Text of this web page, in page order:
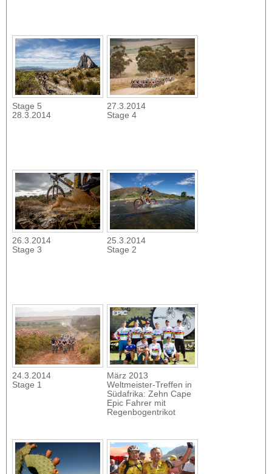
Stage 5
28.3.2014
27.3.2014
Stage 4
26.3.2014
Stage 3
25.3.2014
Stage 2
24.3.2014
Stage 1
März 2013
Weltmeister-Treffen in
Südafrika: Zehn Cape
Epic Fahrer mit
Regenbogentrikot